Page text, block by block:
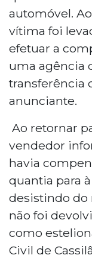
automóvel.
vítima foi
efetuar a
uma agência
transferência
anunciante.
Ao retornar
vendedor
havia
quantia para
desistindo do
não foi
como
Civil de